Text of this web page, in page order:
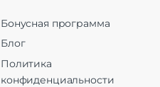
Бонусная программа
Блог
Политика
конфиденциальности